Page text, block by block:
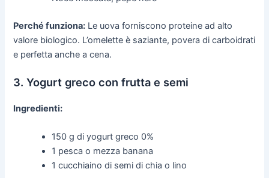
Perché funziona: Le uova forniscono proteine ad alto
valore biologico. L’omelette è saziante, povera di carboidrati
e perfetta anche a cena.
3. Yogurt greco con frutta e semi
Ingredienti:
150 g di yogurt greco 0%
1 pesca o mezza banana
1 cucchiaino di semi di chia o lino